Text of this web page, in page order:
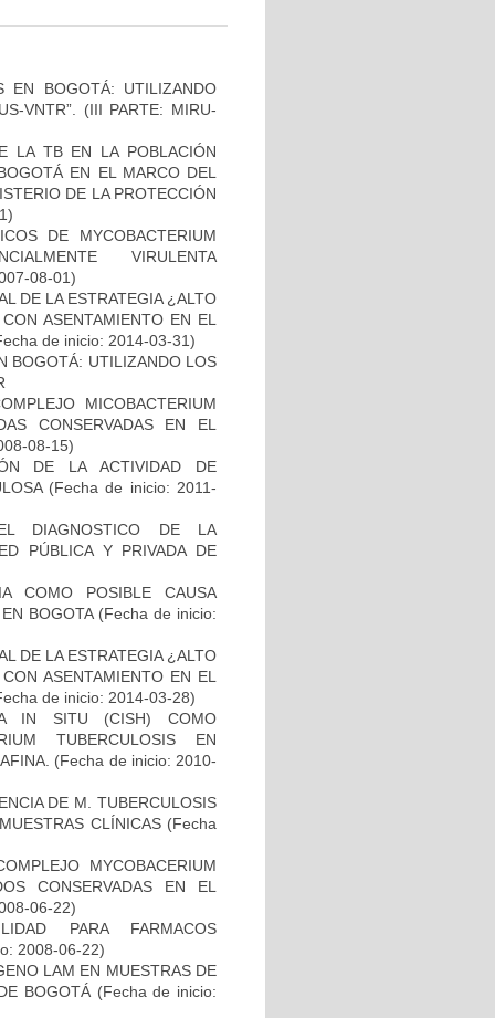
EN BOGOTÁ: UTILIZANDO
VNTR”. (III PARTE: MIRU-
LA TB EN LA POBLACIÓN
EN EL MARCO DEL
DE LA PROTECCIÓN
DE MYCOBACTERIUM
VIRULENTA
08-01)
DE LA ESTRATEGIA ¿ALTO
ASENTAMIENTO EN EL
de inicio: 2014-03-31)
BOGOTÁ: UTILIZANDO LOS
MICOBACTERIUM
CONSERVADAS EN EL
08-15)
DE LA ACTIVIDAD DE
(Fecha de inicio: 2011-
DIAGNOSTICO DE LA
PÚBLICA Y PRIVADA DE
COMO POSIBLE CAUSA
BOGOTA(Fecha de inicio:
DE LA ESTRATEGIA ¿ALTO
ASENTAMIENTO EN EL
de inicio: 2014-03-28)
IN SITU (CISH) COMO
TUBERCULOSIS EN
(Fecha de inicio: 2010-
DE M. TUBERCULOSIS
CLÍNICAS (Fecha
MYCOBACERIUM
CONSERVADAS EN EL
06-22)
PARA FARMACOS
2008-06-22)
LAM EN MUESTRAS DE
BOGOTÁ(Fecha de inicio: